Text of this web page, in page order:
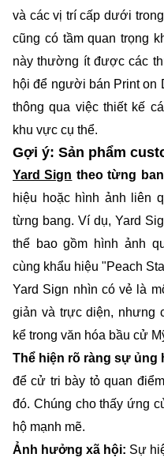
và các vị trí cấp dưới
cũng có tầm quan trọng
này thường ít được các
hội để người bán Print on
thông qua việc thiết kế
khu vực cụ thể.
Gợi ý: Sản phẩm
Yard Sign theo từng
hiệu hoặc hình ảnh liên
từng bang. Ví dụ, Yard
thể bao gồm hình ảnh
cùng khẩu hiệu "Peach
Yard Sign nhìn có vẻ là
giản và trực diện, nhưng
kể trong văn hóa bầu cử
Thể hiện rõ ràng sự ủng
để cử tri bày tỏ quan
đó. Chúng cho thấy ứng
hộ mạnh mẽ.
Ảnh hưởng xã hội: Sự